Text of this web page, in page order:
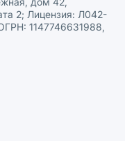
2; Лицензия: Л042-
1147746631988,